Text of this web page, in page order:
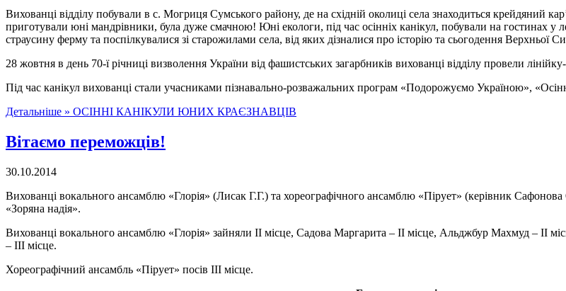
Вихованці відділу побували в с. Могриця Сумського району, де на східній околиці села знаходиться крейдяний
приготували юні мандрівники, була дуже смачною! Юні екологи, під час осінніх канікул, побували на гостинах
страусину ферму та поспілкувалися зі старожилами села, від яких дізналися про історію та сьогодення Верхньої
28 жовтня в день 70-ї річниці визволення України від фашистських загарбників вихованці відділу провели
Під час канікул вихованці стали учасниками пізнавально-розважальних програм «Подорожуємо Україною»,
Детальніше » ОСІННІ КАНІКУЛИ ЮНИХ КРАЄЗНАВЦІВ
Вітаємо переможців!
30.10.2014
Вихованці вокального ансамблю «Глорія» (Лисак Г.Г.) та хореографічного ансамблю «Пірует» (керівник Сафонова
«Зоряна надія».
Вихованці вокального ансамблю «Глорія» зайняли ІІ місце, Садова Маргарита – ІІ місце, Альджбур Махмуд – ІІ
– ІІІ місце.
Хореографічний ансамбль «Пірует» посів ІІІ місце.